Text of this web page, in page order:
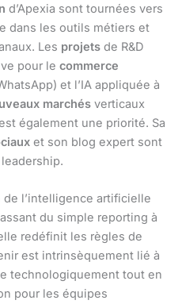
d’Apexia sont tournées vers
dans les outils métiers et
Les projets de R&D
pour le commerce
et l’IA appliquée à
marchés verticaux
également une priorité. Sa
et son blog expert sont
l’intelligence artificielle
du simple reporting à
redéfinit les règles de
est intrinsèquement lié à
technologiquement tout en
pour les équipes